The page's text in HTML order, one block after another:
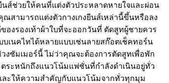
ส์ช่วยให้คนที่แต่งตัวประหลาดหายใจและผ่อน
สามารถแต่งตัวกางเกงยีนส์เหล่านี้ขึ้นหรือลง
งรองเท้าผ้าใบที่จะออกวันที่ ตัดสูทผู้ชายควร
เนคไทได้หลายแบบเช่นลายสก๊อตเช็คทอร์น
ซัมเมอร์นี้ ไม่ว่าคุณจะต้องการตัดสูทเพื่อพัก
ระหนักถึงแนวโน้มแฟชั่นที่กำลังดำเนินอยู่ทั่ว
ละให้ความสำคัญกับแนวโน้มจากทั่วทุกมุม